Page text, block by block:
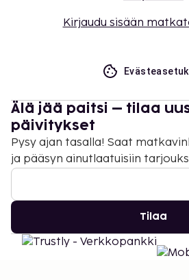
Kirjaudu sisään
Älä jää paitsi – tilaa
päivitykset
Pysy ajan tasalla! Saat
ja pääsyn ainutlaatuisiin
Tilaa